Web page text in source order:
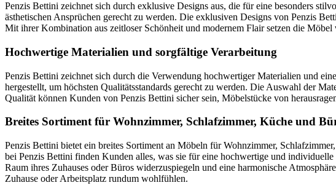
Penzis Bettini zeichnet sich durch exklusive Designs aus, die für eine besonders
ästhetischen Ansprüchen gerecht zu werden. Die exklusiven Designs von Penzis
Mit ihrer Kombination aus zeitloser Schönheit und modernem Flair setzen die
Hochwertige Materialien und sorgfältige Verarbeitung
Penzis Bettini zeichnet sich durch die Verwendung hochwertiger Materialien und
hergestellt, um höchsten Qualitätsstandards gerecht zu werden. Die Auswahl der
Qualität können Kunden von Penzis Bettini sicher sein, Möbelstücke von
Breites Sortiment für Wohnzimmer, Schlafzimmer, Küche und
Penzis Bettini bietet ein breites Sortiment an Möbeln für Wohnzimmer,
bei Penzis Bettini finden Kunden alles, was sie für eine hochwertige und
Raum ihres Zuhauses oder Büros widerzuspiegeln und eine harmonische
Zuhause oder Arbeitsplatz rundum wohlfühlen.